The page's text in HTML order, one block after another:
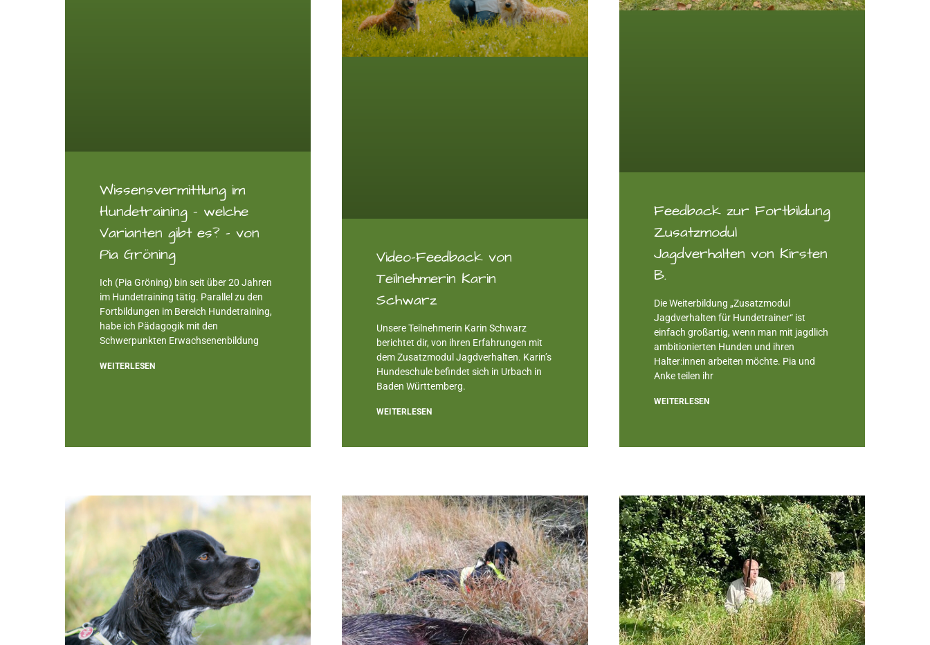
Wissensvermittlung im
Hundetraining – welche
Varianten gibt es? – von
Pia Gröning
Ich (Pia Gröning) bin seit über 20 Jahren
im Hundetraining tätig. Parallel zu den
Fortbildungen im Bereich Hundetraining,
habe ich Pädagogik mit den
Schwerpunkten Erwachsenenbildung
WEITERLESEN
Video-Feedback von
Teilnehmerin Karin
Schwarz
Unsere Teilnehmerin Karin Schwarz
berichtet dir, von ihren Erfahrungen mit
dem Zusatzmodul Jagdverhalten. Karin’s
Hundeschule befindet sich in Urbach in
Baden Württemberg.
WEITERLESEN
Feedback zur Fortbildung
Zusatzmodul
Jagdverhalten von Kirsten
B.
Die Weiterbildung „Zusatzmodul
Jagdverhalten für Hundetrainer“ ist
einfach großartig, wenn man mit jagdlich
ambitionierten Hunden und ihren
Halter:innen arbeiten möchte. Pia und
Anke teilen ihr
WEITERLESEN